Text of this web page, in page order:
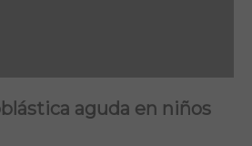
aguda en niños